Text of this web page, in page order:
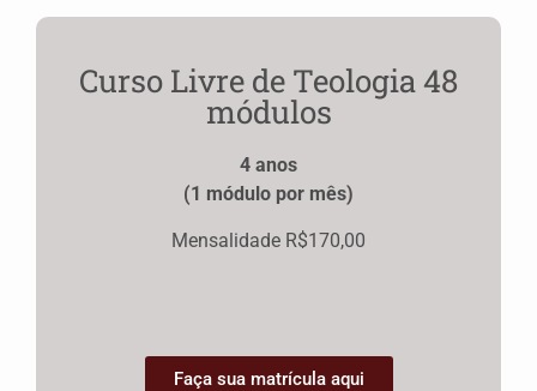
Curso Livre de Teologia 48
módulos
4 anos
(1 módulo por mês)
Mensalidade R$170,00
Faça sua matrícula aqui